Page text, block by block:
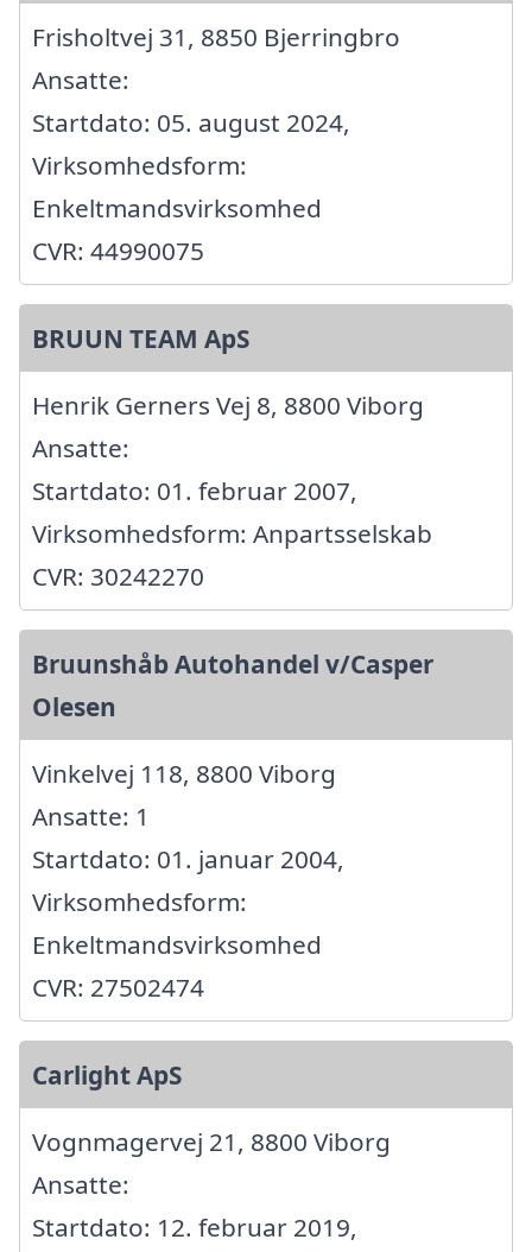
Frisholtvej 31, 8850 Bjerringbro
Ansatte:
Startdato: 05. august 2024,
Virksomhedsform:
Enkeltmandsvirksomhed
CVR: 44990075
BRUUN TEAM ApS
Henrik Gerners Vej 8, 8800 Viborg
Ansatte:
Startdato: 01. februar 2007,
Virksomhedsform: Anpartsselskab
CVR: 30242270
Bruunshåb Autohandel v/Casper
Olesen
Vinkelvej 118, 8800 Viborg
Ansatte: 1
Startdato: 01. januar 2004,
Virksomhedsform:
Enkeltmandsvirksomhed
CVR: 27502474
Carlight ApS
Vognmagervej 21, 8800 Viborg
Ansatte:
Startdato: 12. februar 2019,